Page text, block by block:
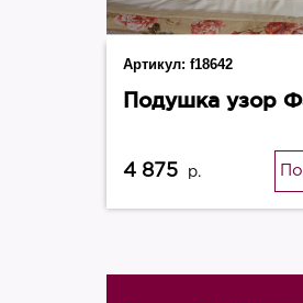
Артикул: f18642
Подушка узор
4 875 р.